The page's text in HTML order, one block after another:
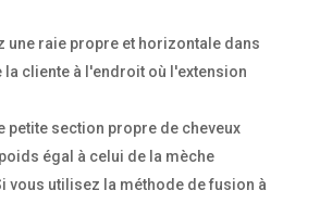
une raie propre et horizontale dans
la cliente à l'endroit où l'extension
petite section propre de cheveux
égal à celui de la mèche
vous utilisez la méthode de fusion à